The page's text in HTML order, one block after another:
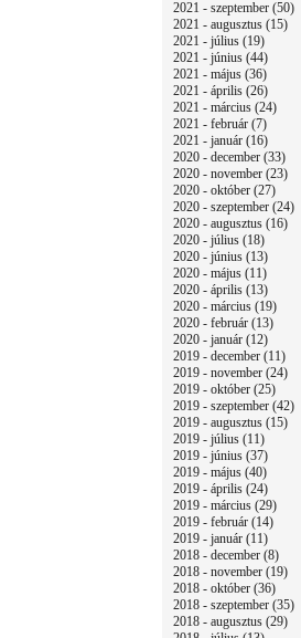
2021 - szeptember (50)
2021 - augusztus (15)
2021 - július (19)
2021 - június (44)
2021 - május (36)
2021 - április (26)
2021 - március (24)
2021 - február (7)
2021 - január (16)
2020 - december (33)
2020 - november (23)
2020 - október (27)
2020 - szeptember (24)
2020 - augusztus (16)
2020 - július (18)
2020 - június (13)
2020 - május (11)
2020 - április (13)
2020 - március (19)
2020 - február (13)
2020 - január (12)
2019 - december (11)
2019 - november (24)
2019 - október (25)
2019 - szeptember (42)
2019 - augusztus (15)
2019 - július (11)
2019 - június (37)
2019 - május (40)
2019 - április (24)
2019 - március (29)
2019 - február (14)
2019 - január (11)
2018 - december (8)
2018 - november (19)
2018 - október (36)
2018 - szeptember (35)
2018 - augusztus (29)